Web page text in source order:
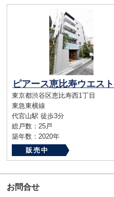
東京都渋谷区恵比寿西1丁目
東急東横線
代官山駅 徒歩3分
総戸数：25戸
築年数：2020年
販売中
お問合せ